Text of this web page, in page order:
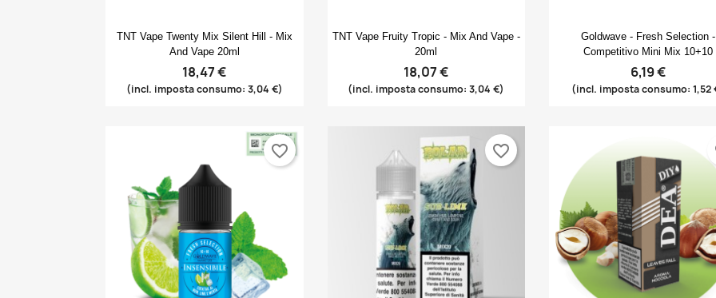
Anteprima
TNT Vape Twenty Mix Silent Hill - Mix
And Vape 20ml
18,47 €
(incl. imposta consumo: 3,04 €)
Anteprima
TNT Vape Fruity Tropic - Mix And Vape -
20ml
18,07 €
(incl. imposta consumo: 3,04 €)
Anteprima
Goldwave - Fresh Selection -
Competitivo Mini Mix 10+10
6,19 €
(incl. imposta consumo: 1,52
favorite_border favorite_border